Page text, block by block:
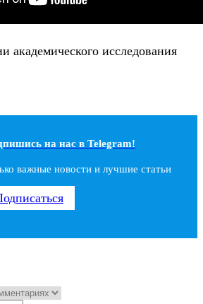
академического исследования
на наc в Telegram!
важные новости и лучшие статьи